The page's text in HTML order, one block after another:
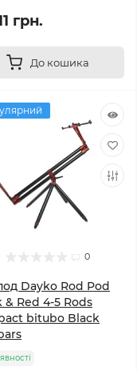
грн.
До кошика
0
Dayko Rod Pod
& Red 4-5 Rods
bitubo Black